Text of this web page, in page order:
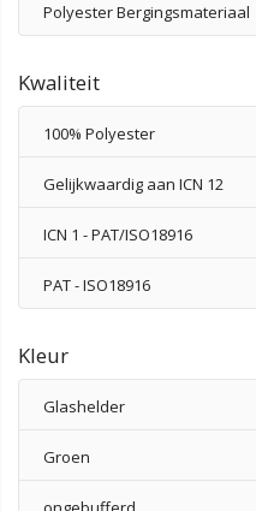
Polyester Bergingsmateriaal
Kwaliteit
100% Polyester
Gelijkwaardig aan ICN 12
ICN 1 - PAT/ISO18916
PAT - ISO18916
Kleur
Glashelder
Groen